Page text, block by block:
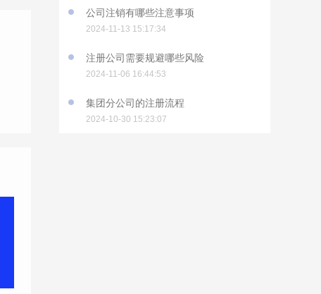
公司注销有哪些注意事项
2024-11-13 15:17:34
注册公司需要规避哪些风险
2024-11-06 16:44:53
集团分公司的注册流程
2024-10-30 15:23:07